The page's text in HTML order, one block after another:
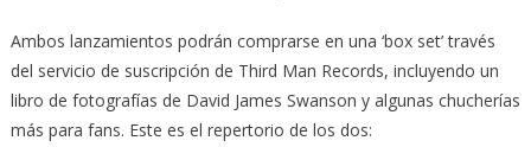
Ambos lanzamientos podrán comprarse en una ‘box set’ través
del servicio de suscripción de Third Man Records, incluyendo un
libro de fotografías de David James Swanson y algunas chucherías
más para fans. Este es el repertorio de los dos: